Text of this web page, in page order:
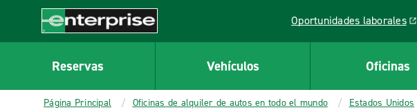
CONTENT
Enterprise
Oportunidades laborales
Link opens in a new window
Reservas Vehículos Oficinas
Página Principal Oficinas de alquiler de autos en todo el mundo Estados Unidos